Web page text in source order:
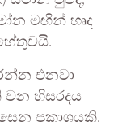
මඟින් හෘද
එනවා
වන හිසරදය
ප්‍රකාශයකි.